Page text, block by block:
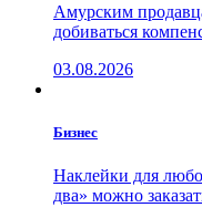
Амурским
добиваться
03.08.2026
Бизнес
Наклейки для
два» можно